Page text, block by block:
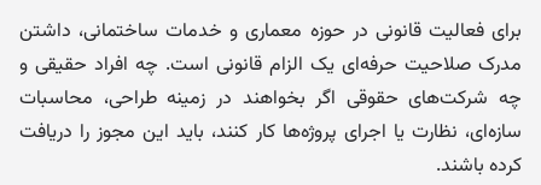
برای فعالیت قانونی در حوزه معماری و خدمات ساختمانی، داشتن
مدرک صلاحیت حرفه‌ای یک الزام قانونی است. چه افراد حقیقی و
چه شرکت‌های حقوقی اگر بخواهند در زمینه طراحی، محاسبات
سازه‌ای، نظارت یا اجرای پروژه‌ها کار کنند، باید این مجوز را دریافت
کرده باشند.